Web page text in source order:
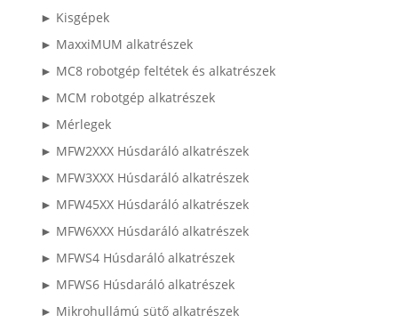
► Kisgépek
► MaxxiMUM alkatrészek
► MC8 robotgép feltétek és alkatrészek
► MCM robotgép alkatrészek
► Mérlegek
► MFW2XXX Húsdaráló alkatrészek
► MFW3XXX Húsdaráló alkatrészek
► MFW45XX Húsdaráló alkatrészek
► MFW6XXX Húsdaráló alkatrészek
► MFWS4 Húsdaráló alkatrészek
► MFWS6 Húsdaráló alkatrészek
► Mikrohullámú sütő alkatrészek